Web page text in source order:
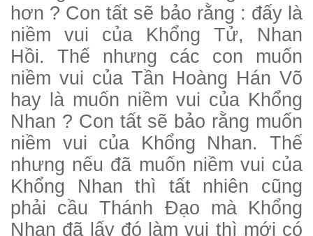
hơn ? Con tất sẽ bảo rằng : đấy là
niềm vui của Khổng Tử, Nhan
Hồi. Thế nhưng các con muốn
niềm vui của Tần Hoàng Hán Võ
hay là muốn niềm vui của Khổng
Nhan ? Con tất sẽ bảo rằng muốn
niềm vui của Khổng Nhan. Thế
nhưng nếu đã muốn niềm vui của
Khổng Nhan thì tất nhiên cũng
phải cầu Thánh Đạo mà Khổng
Nhan đã lấy đó làm vui thì mới có